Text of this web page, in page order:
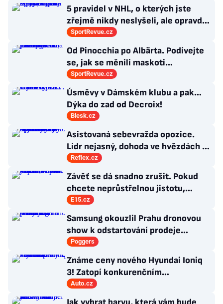
5 pravidel v NHL, o kterých jste
zřejmě nikdy neslyšeli, ale opravdu
platí
SportRevue.cz
Od Pinocchia po Albärta. Podívejte
se, jak se měnili maskoti
fotbalového mistrovství Evropy
SportRevue.cz
Úsměvy v Dámském klubu a pak…
Dýka do zad od Decroix!
Blesk.cz
Asistovaná sebevražda opozice.
Lídr nejasný, dohoda ve hvězdách a
Antibabiš by musel být jako Spider-
Man
Reflex.cz
Závěť se dá snadno zrušit. Pokud
chcete neprůstřelnou jistotu,
sepište tento dokument
E15.cz
Samsung okouzlil Prahu dronovou
show k odstartování prodeje
nových produktů
Poggers
Známe ceny nového Hyundai Ioniq
3! Zatopí konkurenčním
hatchbackům?
Auto.cz